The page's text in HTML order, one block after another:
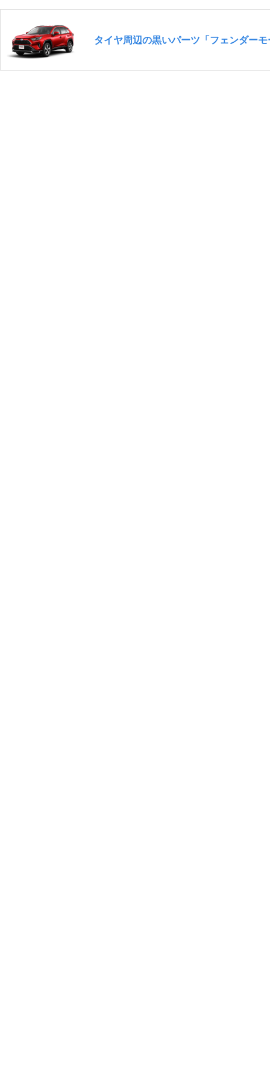
タイヤ周辺の黒いパーツ「フェンダー